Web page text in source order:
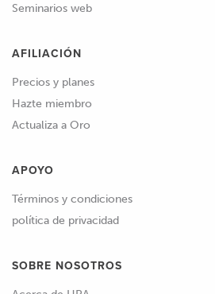
Seminarios web
AFILIACIÓN
Precios y planes
Hazte miembro
Actualiza a Oro
APOYO
Términos y condiciones
política de privacidad
SOBRE NOSOTROS